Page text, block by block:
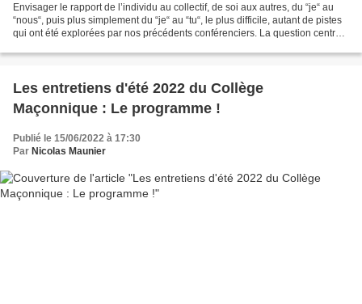
Envisager le rapport de l’individu au collectif, de soi aux autres, du “je“ au
“nous“, puis plus simplement du “je“ au “tu“, le plus difficile, autant de pistes
qui ont été explorées par nos précédents conférenciers. La question centrale
Les entretiens d'été 2022 du Collège
Maçonnique : Le programme !
Publié le 15/06/2022 à 17:30
Par Nicolas Maunier